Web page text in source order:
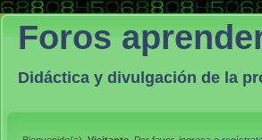
Foros
Didáctica y divulgación de la